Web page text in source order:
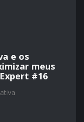
e os
meus
#16